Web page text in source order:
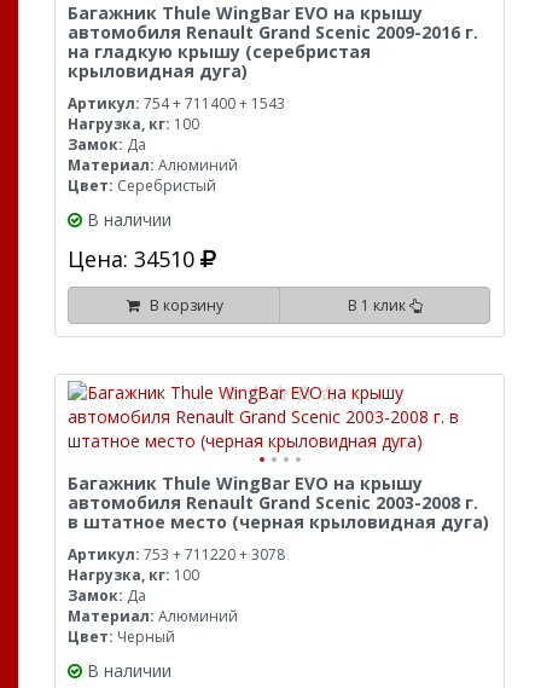
Багажник Thule WingBar EVO на крышу
автомобиля Renault Grand Scenic 2009-2016 г.
на гладкую крышу (серебристая
крыловидная дуга)
Артикул: 754 + 711400 + 1543
Нагрузка, кг: 100
Замок: Да
Материал: Алюминий
Цвет: Серебристый
В наличии
Цена: 34510
В корзину В 1 клик
Багажник Thule WingBar EVO на крышу
автомобиля Renault Grand Scenic 2003-2008 г.
в штатное место (черная крыловидная дуга)
Артикул: 753 + 711220 + 3078
Нагрузка, кг: 100
Замок: Да
Материал: Алюминий
Цвет: Черный
В наличии